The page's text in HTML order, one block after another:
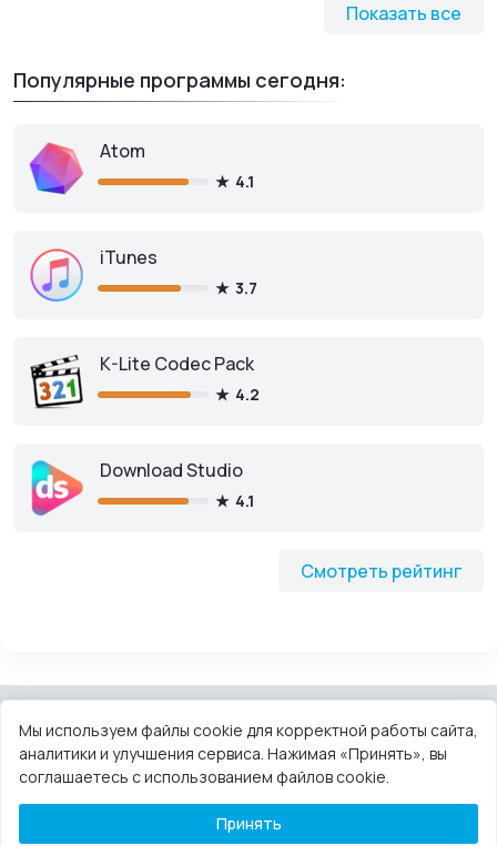
Показать все
Популярные программы сегодня:
Смотреть рейтинг
Atom
4.1
iTunes
3.7
K-Lite Codec Pack
4.2
Download Studio
4.1
КОНТАКТЫ
ПОЛЬЗОВАТЕЛЬСКОЕ СОГЛАШЕНИЕ
ПРАВООБЛАДАТЕЛЯМ
DMCA
Мы используем файлы cookie для корректной работы сайта,
аналитики и улучшения сервиса. Нажимая «Принять», вы
соглашаетесь с использованием файлов cookie.
Принять